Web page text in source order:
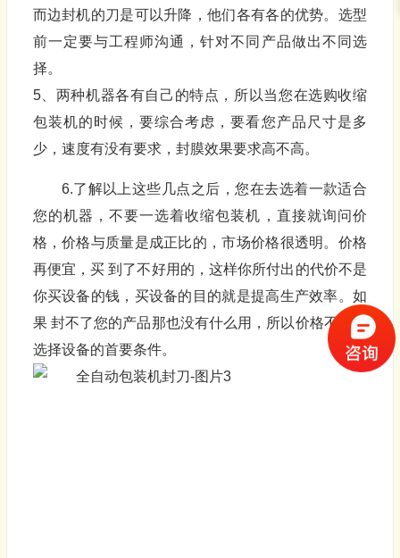
而边封机的刀是可以升降，他们各有各的优势。选型
前一定要与工程师沟通，针对不同产品做出不同选
择。
5、两种机器各有自己的特点，所以当您在选购收缩
包装机的时候，要综合考虑，要看您产品尺寸是多
少，速度有没有要求，封膜效果要求高不高。
6.了解以上这些几点之后，您在去选着一款适合
您的机器，不要一选着收缩包装机，直接就询问价
格，价格与质量是成正比的，市场价格很透明。价格
再便宜，买 到了不好用的，这样你所付出的代价不是
你买设备的钱，买设备的目的就是提高生产效率。如
果 封不了您的产品那也没有什么用，所以价格不是要
选择设备的首要条件。